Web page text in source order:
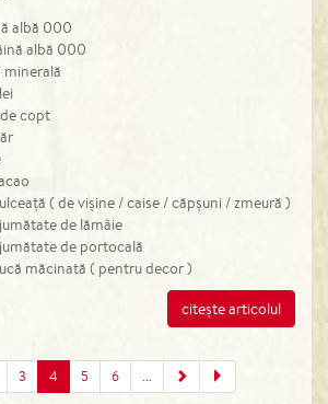
albă 000
albă 000
minerală
copt
( de vișine / caise / căpșuni / zmeură )
de lămâie
de portocală
măcinată ( pentru decor )
citește articolul
3 4 5 6 ...